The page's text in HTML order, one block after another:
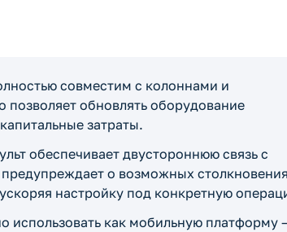
совместим с колоннами и
обновлять оборудование
затраты.
обеспечивает двустороннюю связь с
о возможных
настройку под конкретную
использовать как мобильную платформу